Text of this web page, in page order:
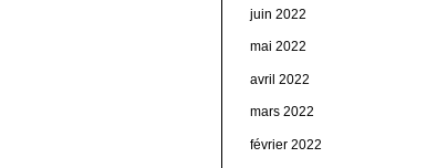
juin 2022
mai 2022
avril 2022
mars 2022
février 2022